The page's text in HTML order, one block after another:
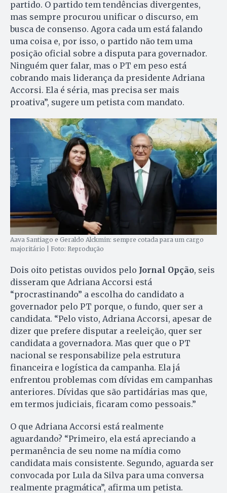
partido. O partido tem tendências divergentes,
mas sempre procurou unificar o discurso, em
busca de consenso. Agora cada um está falando
uma coisa e, por isso, o partido não tem uma
posição oficial sobre a disputa para governador.
Ninguém quer falar, mas o PT em peso está
cobrando mais liderança da presidente Adriana
Accorsi. Ela é séria, mas precisa ser mais
proativa”, sugere um petista com mandato.
Aava Santiago e Geraldo Alckmin: sempre cotada para um cargo
majoritário | Foto: Reprodução
Dois oito petistas ouvidos pelo Jornal Opção, seis
disseram que Adriana Accorsi está
“procrastinando” a escolha do candidato a
governador pelo PT porque, o fundo, quer ser a
candidata. “Pelo visto, Adriana Accorsi, apesar de
dizer que prefere disputar a reeleição, quer ser
candidata a governadora. Mas quer que o PT
nacional se responsabilize pela estrutura
financeira e logística da campanha. Ela já
enfrentou problemas com dívidas em campanhas
anteriores. Dívidas que são partidárias mas que,
em termos judiciais, ficaram como pessoais.”
O que Adriana Accorsi está realmente
aguardando? “Primeiro, ela está apreciando a
permanência de seu nome na mídia como
candidata mais consistente. Segundo, aguarda ser
convocada por Lula da Silva para uma conversa
realmente pragmática”, afirma um petista.